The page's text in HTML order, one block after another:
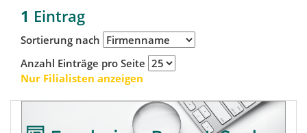
1 Eintrag
Sortierung nach
Anzahl Einträge pro Seite
Nur Filialisten anzeigen